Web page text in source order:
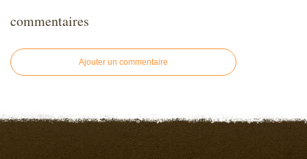
commentaires
Ajouter un commentaire